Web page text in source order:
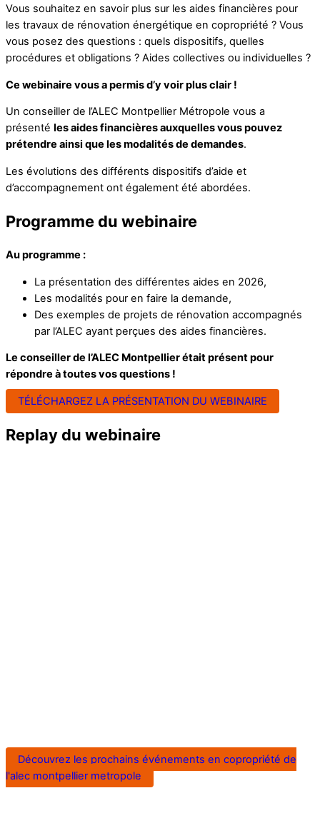
Vous souhaitez en savoir plus sur les aides financières pour
les travaux de rénovation énergétique en copropriété ? Vous
vous posez des questions : quels dispositifs, quelles
procédures et obligations ? Aides collectives ou individuelles ?
Ce webinaire vous a permis d’y voir plus clair !
Un conseiller de l’ALEC Montpellier Métropole vous a
présenté les aides financières auxquelles vous pouvez
prétendre ainsi que les modalités de demandes.
Les évolutions des différents dispositifs d’aide et
d’accompagnement ont également été abordées.
Programme du webinaire
Au programme :
La présentation des différentes aides en 2026,
Les modalités pour en faire la demande,
Des exemples de projets de rénovation accompagnés
par l’ALEC ayant perçues des aides financières.
Le conseiller de l’ALEC Montpellier était présent pour
répondre à toutes vos questions !
TÉLÉCHARGEZ LA PRÉSENTATION DU WEBINAIRE
Replay du webinaire
Découvrez les prochains événements en copropriété de
l'alec montpellier metropole